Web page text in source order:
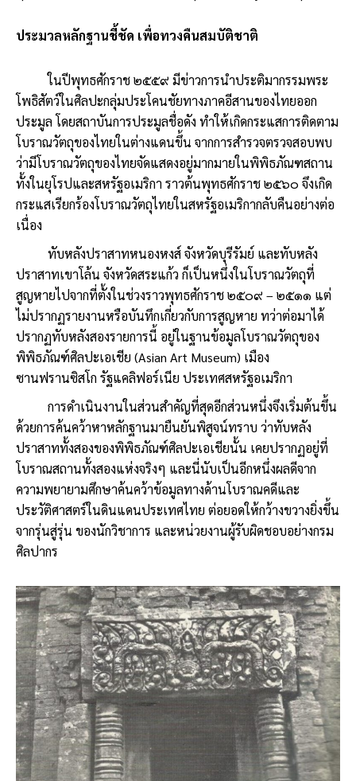
ประมวลหลักฐานชี้ชัด เพื่อทวงคืนสมบัติชาติ
ในปีพุทธศักราช ๒๕๕๙ มีข่าวการนำประติมากรรมพระ
โพธิสัตว์ในศิลปะกลุ่มประโคนชัยทางภาคอีสานของไทยออก
ประมูล โดยสถาบันการประมูลชื่อดัง ทำให้เกิดกระแสการติดตาม
โบราณวัตถุของไทยในต่างแดนขึ้น จากการสำรวจตรวจสอบพบ
ว่ามีโบราณวัตถุของไทยจัดแสดงอยู่มากมายในพิพิธภัณฑสถาน
ทั้งในยุโรปและสหรัฐอเมริกา ราวต้นพุทธศักราช ๒๕๖๐ จึงเกิด
กระแสเรียกร้องโบราณวัตถุไทยในสหรัฐอเมริกากลับคืนอย่างต่อ
เนื่อง
ทับหลังปราสาทหนองหงส์ จังหวัดบุรีรัมย์ และทับหลัง
ปราสาทเขาโล้น จังหวัดสระแก้ว ก็เป็นหนึ่งในโบราณวัตถุที่
สูญหายไปจากที่ตั้งในช่วงราวพุทธศักราช ๒๕๐๙ – ๒๕๑๑ แต่
ไม่ปรากฏรายงานหรือบันทึกเกี่ยวกับการสูญหาย ทว่าต่อมาได้
ปรากฏทับหลังสองรายการนี้ อยู่ในฐานข้อมูลโบราณวัตถุของ
พิพิธภัณฑ์ศิลปะเอเชีย (Asian Art Museum) เมือง
ซานฟรานซิสโก รัฐแคลิฟอร์เนีย ประเทศสหรัฐอเมริกา
การดำเนินงานในส่วนสำคัญที่สุดอีกส่วนหนึ่งจึงเริ่มต้นขึ้น
ด้วยการค้นคว้าหาหลักฐานมายืนยันพิสูจน์ทราบ ว่าทับหลัง
ปราสาททั้งสองของพิพิธภัณฑ์ศิลปะเอเชียนั้น เคยปรากฏอยู่ที่
โบราณสถานทั้งสองแห่งจริงๆ และนี่นับเป็นอีกหนึ่งผลดีจาก
ความพยายามศึกษาค้นคว้าข้อมูลทางด้านโบราณคดีและ
ประวัติศาสตร์ในดินแดนประเทศไทย ต่อยอดให้กว้างขวางยิ่งขึ้น
จากรุ่นสู่รุ่น ของนักวิชาการ และหน่วยงานผู้รับผิดชอบอย่างกรม
ศิลปากร